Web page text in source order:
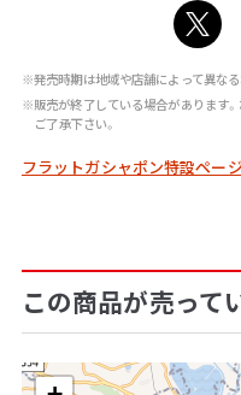
※発売時期は地域や店舗によって異なる
※販売が終了している場合があります
ご了承下さい。
フラットガシャポン特設ペー
この商品が売って